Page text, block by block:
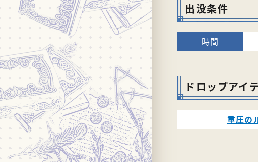
出没条件
ドロップアイ
重圧の